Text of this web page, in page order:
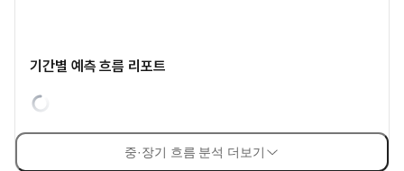
기간별 예측 흐름 리포트
중·장기 흐름 분석 더보기